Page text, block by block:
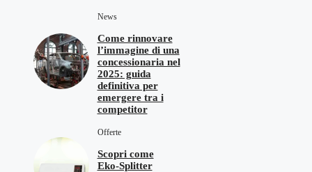
News
Come rinnovare
l’immagine di una
concessionaria nel
2025: guida
definitiva per
emergere tra i
competitor
Offerte
Scopri come
Eko‑Splitter